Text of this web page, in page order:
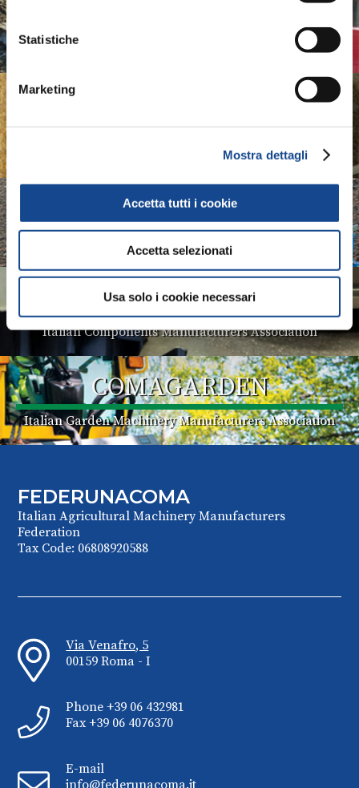
Statistiche
Marketing
Mostra dettagli
Accetta tutti i cookie
Accetta selezionati
Usa solo i cookie necessari
Italian Implements Manufacturers Association
ASSOTRATTORI
Italian Tractors Manufacturers Association
COMACOMP
Italian Components Manufacturers Association
COMAGARDEN
Italian Garden Machinery Manufacturers Association
FEDERUNACOMA
Italian Agricultural Machinery Manufacturers
Federation
Tax Code: 06808920588
Via Venafro, 5
00159 Roma - I
Phone +39 06 432981
Fax +39 06 4076370
E-mail
info@federunacoma.it